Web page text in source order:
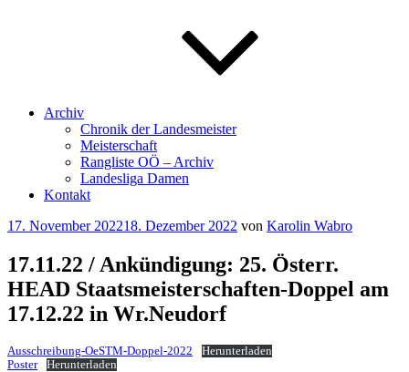
Archiv
Chronik der Landesmeister
Meisterschaft
Rangliste OÖ – Archiv
Landesliga Damen
Kontakt
Veröffentlicht
17. November 202218. Dezember 2022 von Karolin Wabro
17.11.22 / Ankündigung: 25. Österr.
HEAD Staatsmeisterschaften-Doppel am
17.12.22 in Wr.Neudorf
Ausschreibung-OeSTM-Doppel-2022
Herunterladen
Poster
Herunterladen